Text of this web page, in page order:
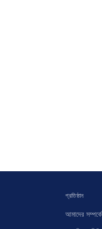
প্রতিষ্ঠান
আমাদের সম্পর্কে